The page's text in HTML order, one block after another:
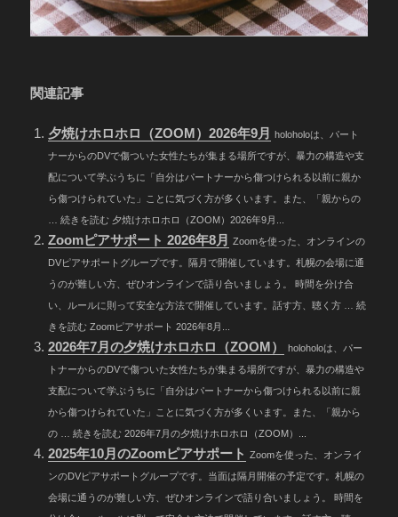
関連記事
夕焼けホロホロ（ZOOM）2026年9月
holoholoは、パート
ナーからのDVで傷ついた女性たちが集まる場所ですが、暴力の構造や支
配について学ぶうちに「自分はパートナーから傷つけられる以前に親か
ら傷つけられていた」ことに気づく方が多くいます。また、「親からの
… 続きを読む 夕焼けホロホロ（ZOOM）2026年9月...
Zoomピアサポート 2026年8月
Zoomを使った、オンラインの
DVピアサポートグループです。隔月で開催しています。札幌の会場に通
うのが難しい方、ぜひオンラインで語り合いましょう。 時間を分け合
い、ルールに則って安全な方法で開催しています。話す方、聴く方 … 続
きを読む Zoomピアサポート 2026年8月...
2026年7月の夕焼けホロホロ（ZOOM）
holoholoは、パー
トナーからのDVで傷ついた女性たちが集まる場所ですが、暴力の構造や
支配について学ぶうちに「自分はパートナーから傷つけられる以前に親
から傷つけられていた」ことに気づく方が多くいます。また、「親から
の … 続きを読む 2026年7月の夕焼けホロホロ（ZOOM）...
2025年10月のZoomピアサポート
Zoomを使った、オンライ
ンのDVピアサポートグループです。当面は隔月開催の予定です。札幌の
会場に通うのが難しい方、ぜひオンラインで語り合いましょう。 時間を